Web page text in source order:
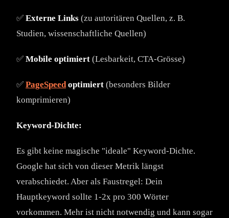
✅ Externe Links (zu autoritären Quellen, z. B.
Studien, wissenschaftliche Quellen)
✅ Mobile optimiert (Lesbarkeit, CTA-Grösse)
✅ PageSpeedoptimiert (besonders Bilder
komprimieren)
Keyword-Dichte:
Es gibt keine magische "ideale" Keyword-Dichte.
Google hat sich von dieser Metrik längst
verabschiedet. Aber als Faustregel: Dein
Hauptkeyword sollte 1-2x pro 300 Wörter
vorkommen. Mehr ist nicht notwendig und kann sogar